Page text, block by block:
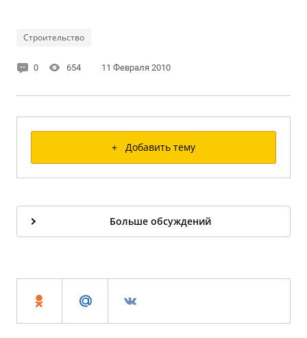
Строительство
0 654 11 Февраля 2010
+ Добавить тему
Больше обсуждений